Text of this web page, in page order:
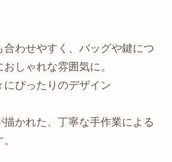
合わせやすく、バッグや鍵につ
しゃれな雰囲気に。
ぴったりのデザイン
かれた、丁寧な手作業による